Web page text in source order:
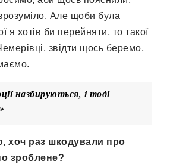
Але щоби була
я хотів би перейняти, то такої
звідти щось беремо,
назбируються, і тоді
хоч раз шкодували про
зроблене?